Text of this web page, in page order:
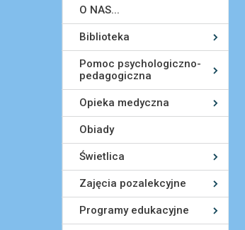
O NAS...
Biblioteka
Pomoc psychologiczno-
pedagogiczna
Opieka medyczna
Obiady
Świetlica
Zajęcia pozalekcyjne
Programy edukacyjne